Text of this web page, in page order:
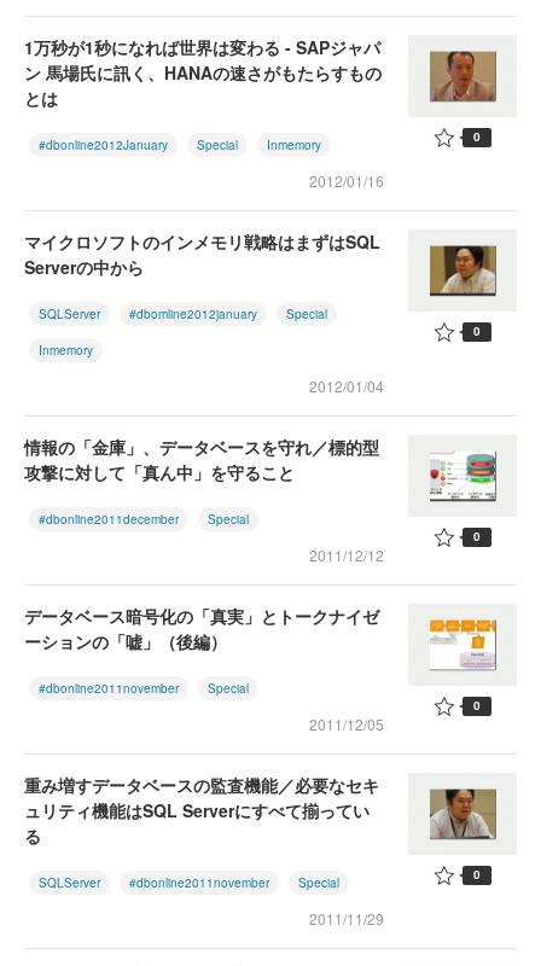
1万秒が1秒になれば世界は変わる - SAPジャパ
ン 馬場氏に訊く、HANAの速さがもたらすもの
とは
#dbonline2012January Special Inmemory
2012/01/16
0
マイクロソフトのインメモリ戦略はまずはSQL
Serverの中から
SQLServer #dbomline2012january Special
Inmemory
2012/01/04
0
情報の「金庫」、データベースを守れ／標的型
攻撃に対して「真ん中」を守ること
#dbonline2011december Special
2011/12/12
0
データベース暗号化の「真実」とトークナイゼ
ーションの「嘘」（後編）
#dbonline2011november Special
2011/12/05
0
重み増すデータベースの監査機能／必要なセキ
ュリティ機能はSQL Serverにすべて揃ってい
る
SQLServer #dbonline2011november Special
2011/11/29
0